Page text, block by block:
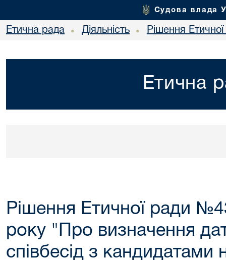
Судова влада
Етична рада • Діяльність • Рішення
Етична
Рішення Етичної ради
року "Про визначення
співбесід з кандидатами